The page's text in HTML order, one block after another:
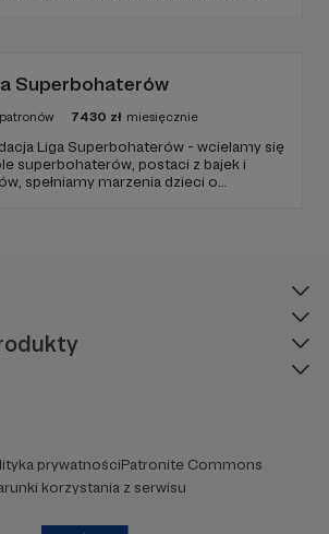
Superbohaterów
patronów 7430 zł miesięcznie
Liga Superbohaterów - wcielamy się
superbohaterów, postaci z bajek i
spełniamy marzenia dzieci o
prywatnościPatronite Commons
korzystania z serwisu